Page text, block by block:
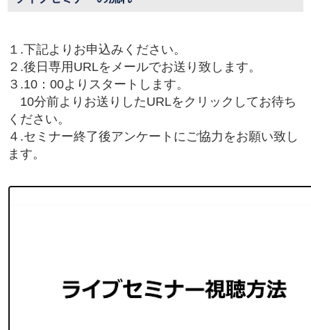
１.下記よりお申込みください。
２.後日専用URLをメールでお送り致します。
３.10：00よりスタートします。
10分前よりお送りしたURLをクリックしてお待ち
ください。
４.セミナー終了後アンケートにご協力をお願い致し
ます。